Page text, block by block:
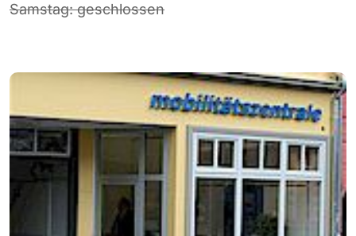
Samstag: geschlossen